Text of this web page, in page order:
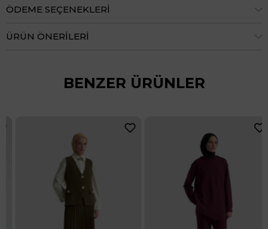
ÖDEME SEÇENEKLERI
ÜRÜN ÖNERILERI
BENZER ÜRÜNLER